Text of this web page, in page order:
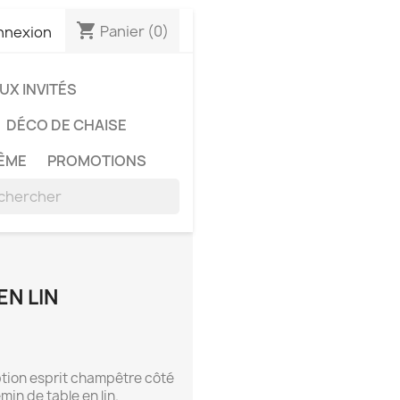
shopping_cart Panier (0)
INVITÉS
DÉCO DE CHAISE
PROMOTIONS
LIN
esprit champêtre côté
de table en lin.